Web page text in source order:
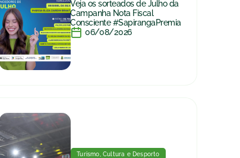
Veja os sorteados de Julho da
Campanha Nota Fiscal
Consciente #SapirangaPremia
06/08/2026
Turismo, Cultura e Desporto